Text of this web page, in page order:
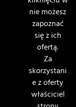
nie możesz
zapoznać
się z ich
ofertą.
Za
skorzystani
e z oferty
właściciel